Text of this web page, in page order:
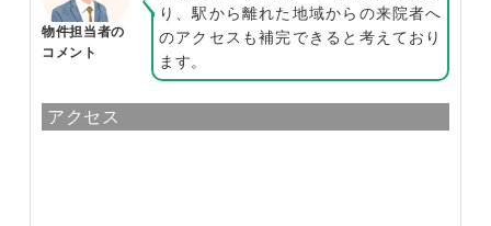
物件担当者の
コメント
り、駅から離れた地域からの来院者へ
のアクセスも補完できると考えており
ます。
アクセス